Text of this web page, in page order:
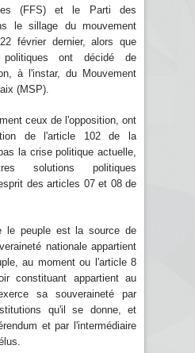
(FFS) et le Parti des
le sillage du mouvement
février dernier, alors que
politiques ont décidé de
à l'instar, du Mouvement
(MSP).
ceux de l'opposition, ont
de l'article 102 de la
la crise politique actuelle,
solutions politiques
des articles 07 et 08 de
le peuple est la source de
nationale appartient
au moment ou l'article 8
constituant appartient au
sa souveraineté par
qu'il se donne, et
et par l'intermédiaire
élus.